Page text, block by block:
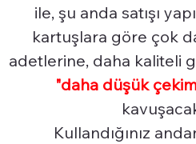
ile, şu anda satışı
kartuşlara göre çok
adetlerine, daha kaliteli
"daha düşük
Kullandığınız